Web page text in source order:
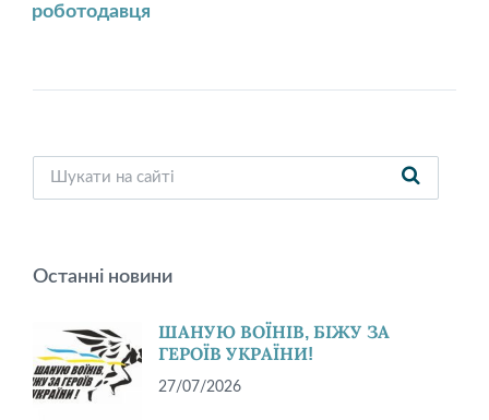
роботодавця
Останні новини
ШАНУЮ ВОЇНІВ, БІЖУ ЗА
ГЕРОЇВ УКРАЇНИ!
27/07/2026